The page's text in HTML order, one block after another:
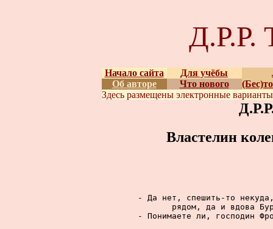
Начало сайта Для учёбы
Об авторе
Что нового
Здесь размещены электронные
Властелин
- Да нет, спешить-то
рядом, да и вдова
- Понимаете ли, господин